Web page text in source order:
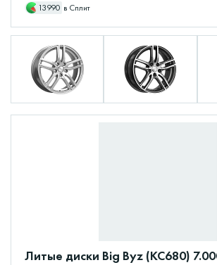
13990 в Сплит
Литые диски Big Byz (КС680)